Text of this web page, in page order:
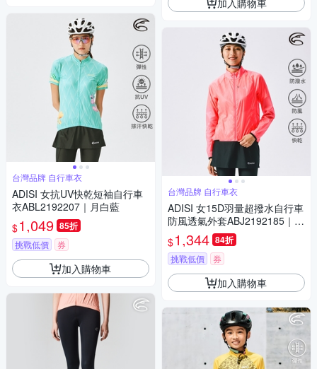
台灣品牌 自行車衣
ADISI 女抗UV快乾短袖自行車
衣ABL2192207｜月白藍
$1,049 85折
挑戰低價 券
加入購物車
台灣品牌 自行車衣
ADISI 女15D羽量超撥水自行車
防風透氣外套ABJ2192185｜炫
麗桃紅
$1,344 84折
挑戰低價 券
加入購物車